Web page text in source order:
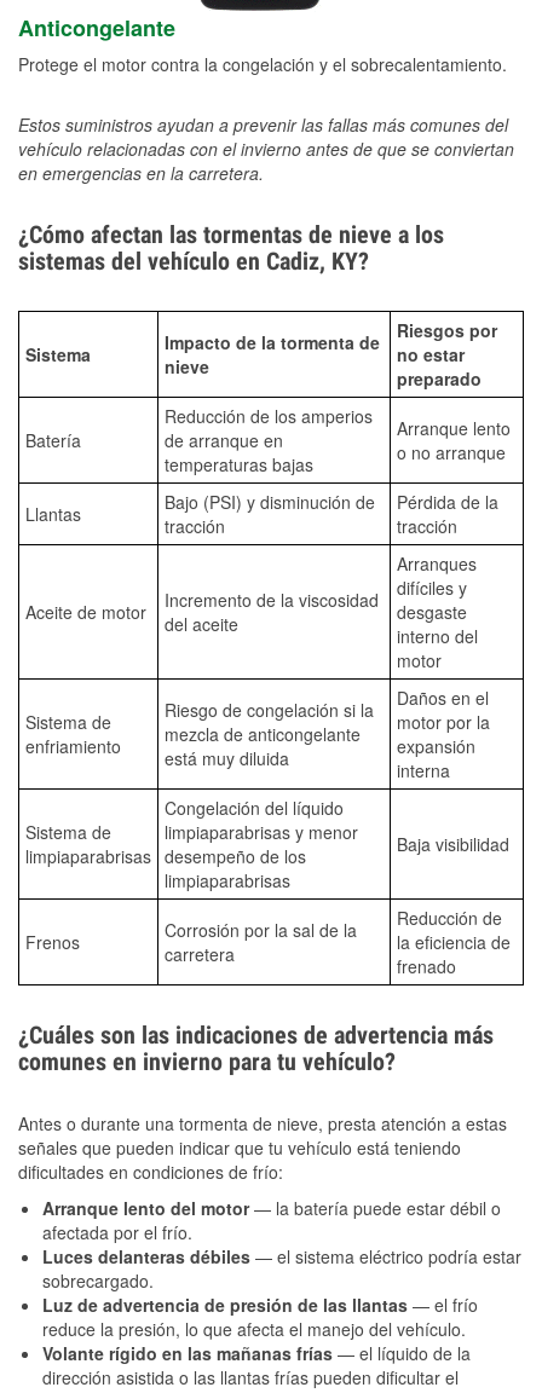
Anticongelante
Protege el motor contra la congelación y el sobrecalentamiento.
Estos suministros ayudan a prevenir las fallas más comunes del
vehículo relacionadas con el invierno antes de que se conviertan
en emergencias en la carretera.
¿Cómo afectan las tormentas de nieve a los
sistemas del vehículo en Cadiz, KY?
Sistema
Impacto de la tormenta de
nieve
Riesgos por
no estar
preparado
Batería
Reducción de los amperios
de arranque en
temperaturas bajas
Arranque lento
o no arranque
Llantas
Bajo (PSI) y disminución de
tracción
Pérdida de la
tracción
Aceite de motor
Incremento de la viscosidad
del aceite
Arranques
difíciles y
desgaste
interno del
motor
Sistema de
enfriamiento
Riesgo de congelación si la
mezcla de anticongelante
está muy diluida
Daños en el
motor por la
expansión
interna
Sistema de
limpiaparabrisas
Congelación del líquido
limpiaparabrisas y menor
desempeño de los
limpiaparabrisas
Baja visibilidad
Frenos
Corrosión por la sal de la
carretera
Reducción de
la eficiencia de
frenado
¿Cuáles son las indicaciones de advertencia más
comunes en invierno para tu vehículo?
Antes o durante una tormenta de nieve, presta atención a estas
señales que pueden indicar que tu vehículo está teniendo
dificultades en condiciones de frío:
Arranque lento del motor— la batería puede estar débil o
afectada por el frío.
Luces delanteras débiles — el sistema eléctrico podría estar
sobrecargado.
Luz de advertencia de presión de las llantas — el frío
reduce la presión, lo que afecta el manejo del vehículo.
Volante rígido en las mañanas frías — el líquido de la
dirección asistida o las llantas frías pueden dificultar el